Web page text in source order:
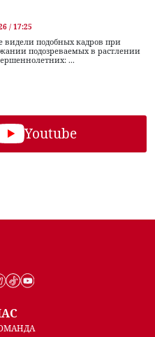
/ 17:25
подобных кадров при
подозреваемых в растлении
...
Youtube